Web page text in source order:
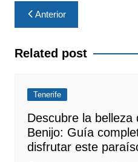
Navegación
de
entradas
Anterior
Related post
Tenerife
Descubre la belleza
Benijo: Guía
disfrutar este